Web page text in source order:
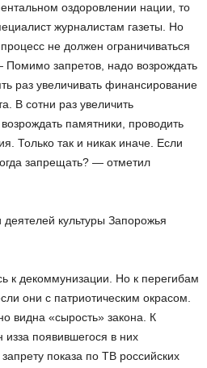
оздоровлении нации, то
журналистам газеты. Но
не должен ограничиваться
запретов, надо возрождать
раз увеличивать финансирование
В сотни раз увеличить
памятники, проводить
Только так и никак иначе. Если
запрещать? — отметил
культуры Запорожья
к декоммунизации. Но к перегибам
они с патриотическим окрасом.
видна «сырость» закона. К
из­за появившегося в них
показа по ТВ российских